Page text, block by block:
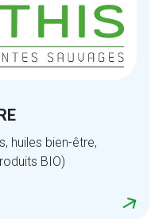
huiles bien-être,
BIO)